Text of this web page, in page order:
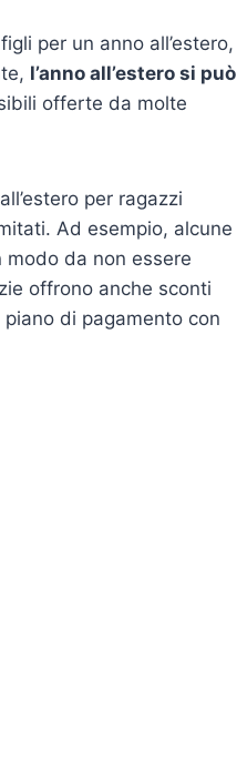
per un anno all’estero,
l’anno all’estero si può
offerte da molte
per ragazzi
Ad esempio, alcune
da non essere
offrono anche sconti
di pagamento con